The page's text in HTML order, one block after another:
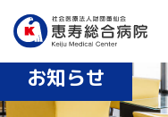
診療時間：8:30〜12:30、
外来・入院患者専用Wi-Fiあり
休診日：土曜日、日曜日、祝
お知らせ